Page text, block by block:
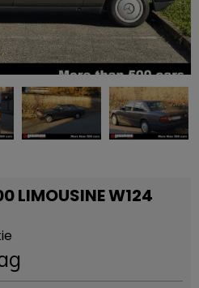
LIMOUSINE W124